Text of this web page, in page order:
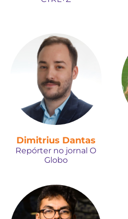
Dimitrius Dantas
Repórter no jornal O
Globo